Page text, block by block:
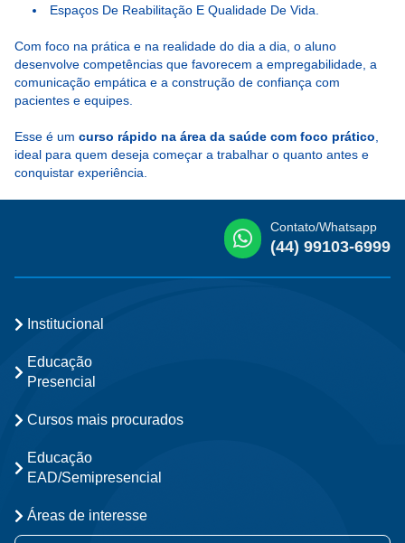
Espaços De Reabilitação E Qualidade De Vida.
Com foco na prática e na realidade do dia a dia, o aluno
desenvolve competências que favorecem a empregabilidade, a
comunicação empática e a construção de confiança com
pacientes e equipes.
Esse é um curso rápido na área da saúde com foco prático
ideal para quem deseja começar a trabalhar o quanto antes e
conquistar experiência.
Contato/Whatsapp
(44) 99103-6999
Institucional
Educação
Presencial
Cursos mais procurados
Educação
EAD/Semipresencial
Áreas de interesse